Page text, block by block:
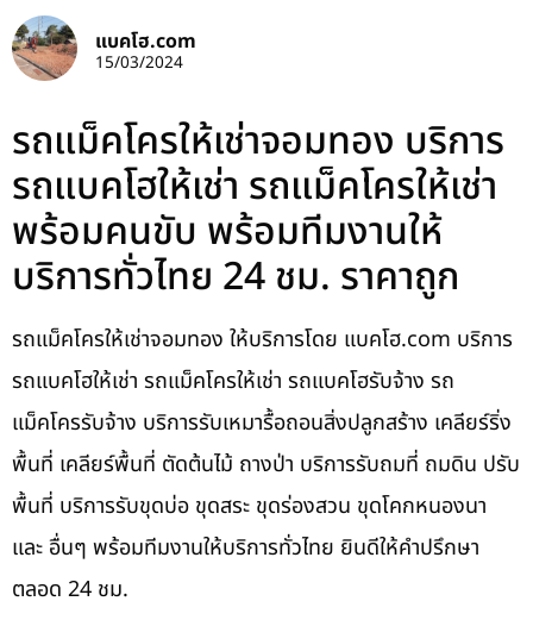
แบคโฮ.com
15/03/2024
รถแม็คโครให้เช่าจอมทอง บริการ
รถแบคโฮให้เช่า รถแม็คโครให้เช่า
พร้อมคนขับ พร้อมทีมงานให้
บริการทั่วไทย 24 ชม. ราคาถูก
รถแม็คโครให้เช่าจอมทอง ให้บริการโดย แบคโฮ.com บริการ
รถแบคโฮให้เช่า รถแม็คโครให้เช่า รถแบคโฮรับจ้าง รถ
แม็คโครรับจ้าง บริการรับเหมารื้อถอนสิ่งปลูกสร้าง เคลียร์ริ่ง
พื้นที่ เคลียร์พื้นที่ ตัดต้นไม้ ถางป่า บริการรับถมที่ ถมดิน ปรับ
พื้นที่ บริการรับขุดบ่อ ขุดสระ ขุดร่องสวน ขุดโคกหนองนา
และ อื่นๆ พร้อมทีมงานให้บริการทั่วไทย ยินดีให้คำปรึกษา
ตลอด 24 ชม.